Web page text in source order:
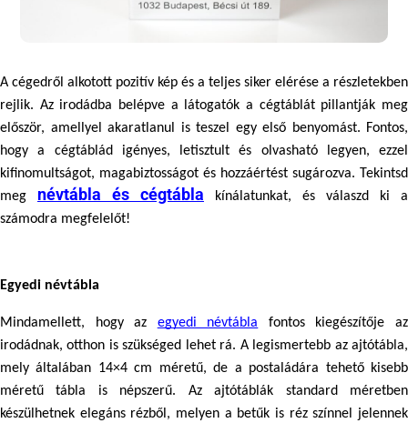
A cégedről alkotott pozitív kép és a teljes siker elérése a részletekben
rejlik. Az irodádba belépve a látogatók a cégtáblát pillantják meg
először, amellyel akaratlanul is teszel egy első benyomást. Fontos,
hogy a cégtáblád igényes, letisztult és olvasható legyen, ezzel
kifinomultságot, magabiztosságot és hozzáértést sugározva. Tekintsd
meg névtábla és cégtábla kínálatunkat, és válaszd ki a
számodra megfelelőt!
Egyedi névtábla
Mindamellett, hogy az egyedi névtábla fontos kiegészítője az
irodádnak, otthon is szükséged lehet rá. A legismertebb az ajtótábla,
mely általában 14×4 cm méretű, de a postaládára tehető kisebb
méretű tábla is népszerű. Az ajtótáblák standard méretben
készülhetnek elegáns rézből, melyen a betűk is réz színnel jelennek